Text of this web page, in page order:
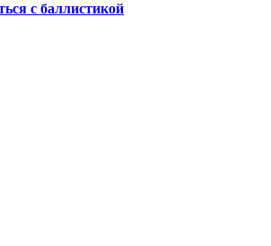
с баллистикой